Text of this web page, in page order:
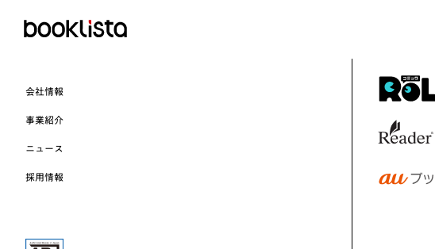
会社情報
事業紹介
ニュース
採用情報